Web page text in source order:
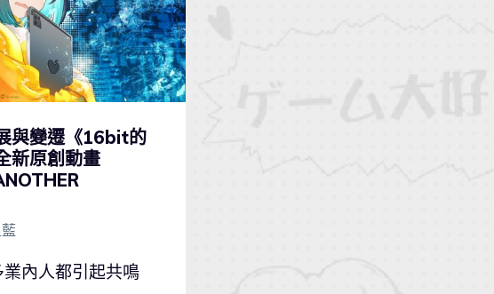
與變遷《16bit的
新原創動畫
內人都引起共鳴